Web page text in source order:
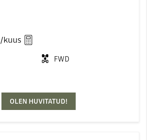
/kuus
FWD
OLEN HUVITATUD!